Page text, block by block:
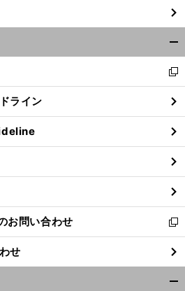
閉
る
新
し
い
ウ
ィ
ン
ド
ウ
で
開
く
ライン
お問い合わせ
新
し
い
ウ
ィ
せ